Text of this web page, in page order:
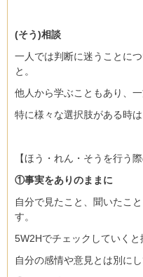
(そう)相談
一人では判断に迷うことに
と。
他人から学ぶこともあり、
特に様々な選択肢がある時
【ほう・れん・そうを行う
①事実をありのままに
自分で見たこと、聞いたこ
す。
5W2Hでチェックしていく
自分の感情や意見とは別に